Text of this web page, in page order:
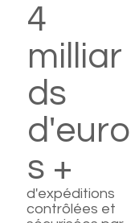
4
milliar
ds
d'euro
s +
d'expéditions
contrôlées et